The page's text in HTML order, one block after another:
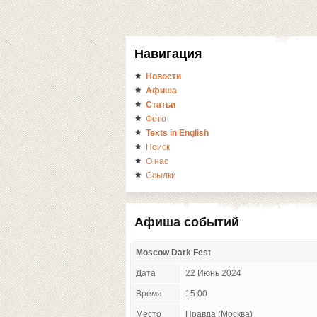
Навигация
Новости
Афиша
Статьи
Фото
Texts in English
Поиск
О нас
Ссылки
Афиша событий
Moscow Dark Fest
Дата 22 Июнь 2024
Время 15:00
Место Правда (Москва)